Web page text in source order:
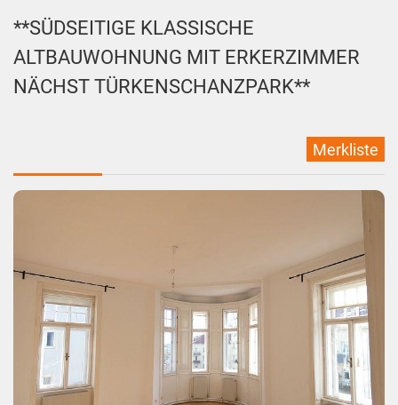
**SÜDSEITIGE KLASSISCHE
ALTBAUWOHNUNG MIT ERKERZIMMER
NÄCHST TÜRKENSCHANZPARK**
Merkliste